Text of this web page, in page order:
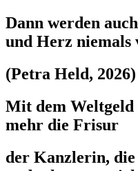
Dann werden
und Herz niemals
(Petra Held, 2026)
Mit dem
mehr die Frisur
der Kanzlerin,